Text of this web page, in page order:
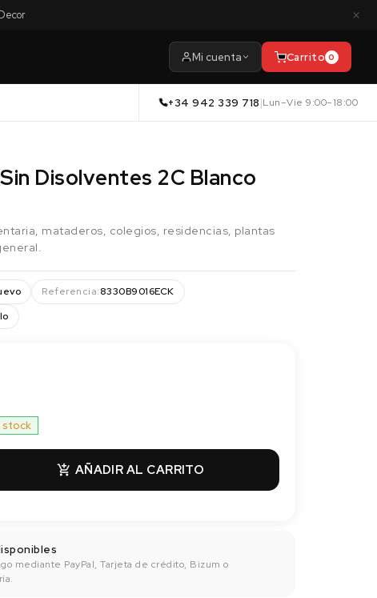
×
Mi cuenta Carrito 0
+34 942 339 718|Lun–Vie 9:00–18:00
Disolventes 2C Blanco
mataderos, colegios, residencias, plantas
Referencia:8330B9016ECK
 AÑADIR AL CARRITO
stock
mediante PayPal, Tarjeta de crédito, Bizum o